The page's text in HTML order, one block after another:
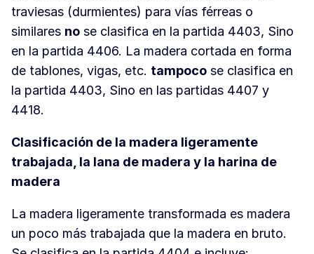
traviesas (durmientes) para vías férreas o
similares no se clasifica en la partida 4403, Sino
en la partida 4406. La madera cortada en forma
de tablones, vigas, etc. tampoco se clasifica en
la partida 4403, Sino en las partidas 4407 y
4418.
Clasificación de la madera ligeramente
trabajada, la lana de madera y la harina de
madera
La madera ligeramente transformada es madera
un poco más trabajada que la madera en bruto.